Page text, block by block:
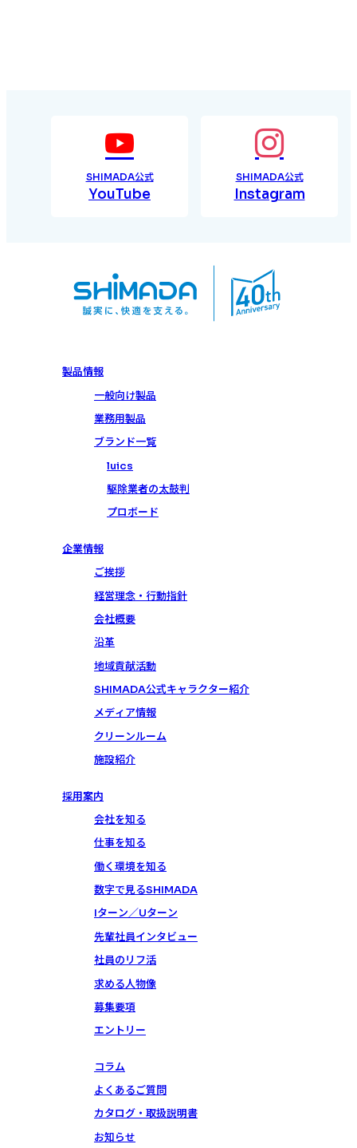
SHIMADA公式
YouTube
SHIMADA公式
Instagram
製品情報
一般向け製品
業務用製品
ブランド一覧
luics
駆除業者の太鼓判
プロボード
企業情報
ご挨拶
経営理念・行動指針
会社概要
沿革
地域貢献活動
SHIMADA公式キャラクター紹介
メディア情報
クリーンルーム
施設紹介
採用案内
会社を知る
仕事を知る
働く環境を知る
数字で見るSHIMADA
Iターン／Uターン
先輩社員インタビュー
社員のリフ活
求める人物像
募集要項
エントリー
コラム
よくあるご質問
カタログ・取扱説明書
お知らせ